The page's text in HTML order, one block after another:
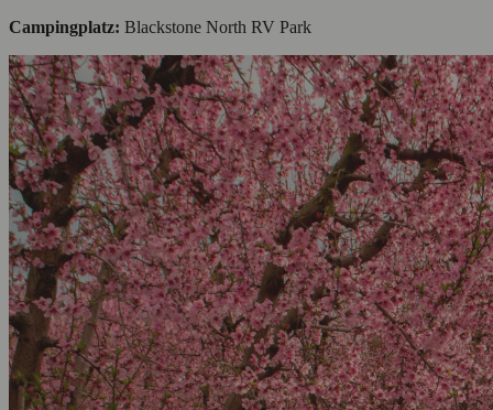
Campingplatz: Blackstone North RV Park